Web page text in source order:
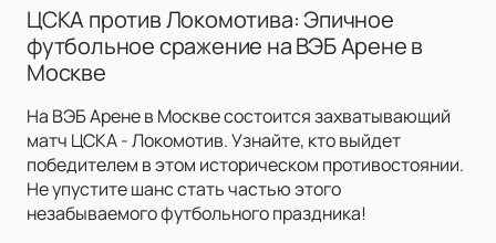
ЦСКА против Локомотива: Эпичное
футбольное сражение на ВЭБ Арене в
Москве
На ВЭБ Арене в Москве состоится захватывающий
матч ЦСКА - Локомотив. Узнайте, кто выйдет
победителем в этом историческом противостоянии.
Не упустите шанс стать частью этого
незабываемого футбольного праздника!